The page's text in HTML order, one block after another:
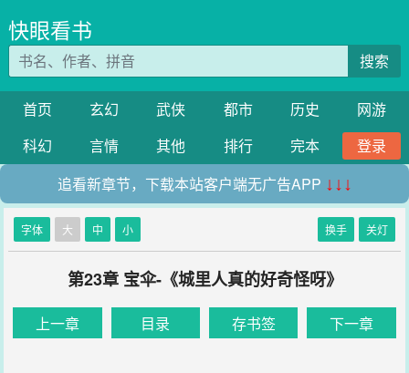
快眼看书
搜索
首页 玄幻 武侠 都市 历史
网游
科幻
言情 其他 排行 完本
登录
追看新章节，下载本站客户端无广告APP ↓↓↓
字体 大 中 小 换手 关灯
第23章 宝伞-《城里人真的好奇怪呀》
上一章 目录 存书签 下一章